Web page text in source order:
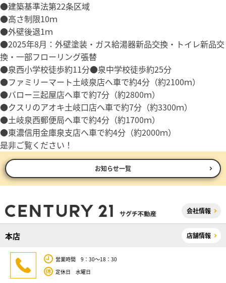
●建築基準法第22条区域
●高さ制限10ｍ
●外壁後退1ｍ
●2025年8月：外壁塗装・ガス給湯器新品交換・トイレ新品交
換・一部フローリング張替
●泉西小学校徒歩約11分●泉中学校徒歩約25分
●ファミリーマート土岐泉店へ車で約4分（約2100ｍ）
●バロー三起屋店へ車で約7分（約2800ｍ）
●クスリのアオキ土岐口店へ車で約7分（約3300ｍ）
●土岐泉西郵便局へ車で約4分（約1700ｍ）
●東濃信用金庫泉支店へ車で約4分（約2000ｍ）
是非ご覧ください！
お知らせ一覧
会社情報
本店 店舗情報
営業時間 9：30～18：30
定休日 水曜日